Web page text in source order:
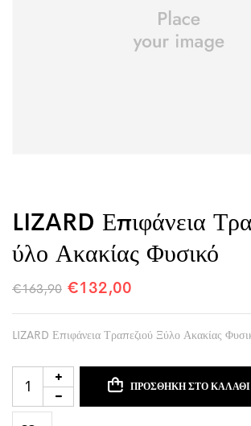
LIZARD Επιφάνεια
Ύλο Ακακίας Φυσικό
€163,90 €132,00
LIZARD Επιφάνεια Τραπεζιού Ξύλο Ακακίας
ΠΡΟΣΘΉΚΗ ΣΤΟ ΚΑΛΆΘΙ